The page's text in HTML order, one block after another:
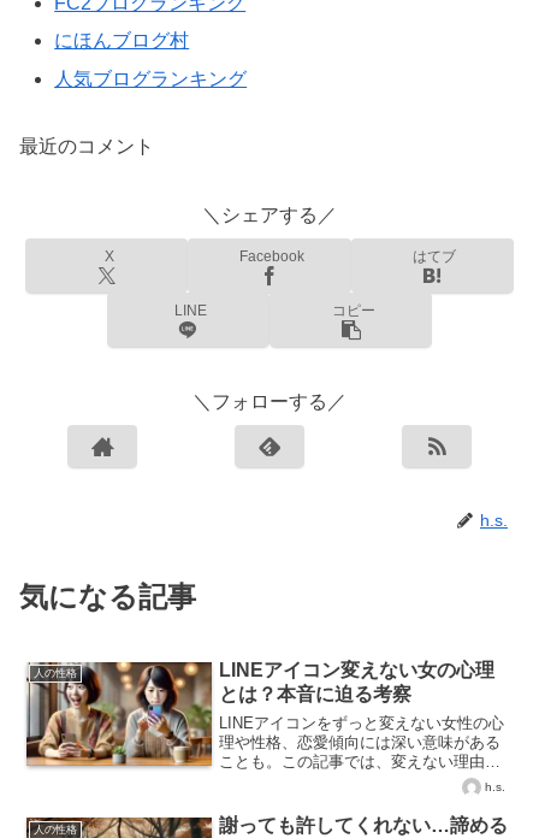
にほんブログ村
人気ブログランキング
最近のコメント
＼シェアする／
X Facebook はてブ
LINE コピー
＼フォローする／
h.s.
気になる記事
人の性格
LINEアイコン変えない女の心理
とは？本音に迫る考察
LINEアイコンをずっと変えない女性の心
理や性格、恋愛傾向には深い意味がある
ことも。この記事では、変えない理由や
他の女性との違いをわかりやすく解説し
h.s.
人の性格
謝っても許してくれない…諦める